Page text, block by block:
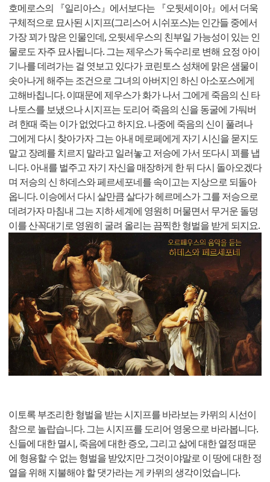
호메로스의 『일리아스』에서보다는 『오뒷세이아』에서 더욱
구체적으로 묘사된 시지프(그리스어 시쉬포스)는 인간들 중에서
가장 꾀가 많은 인물인데, 오뒷세우스의 친부일 가능성이 있는 인
물로도 자주 묘사됩니다. 그는 제우스가 독수리로 변해 요정 아이
기나를 데려가는 걸 엿보고 있다가 코린토스 성채에 맑은 샘물이
솟아나게 해주는 조건으로 그녀의 아버지인 하신 아소포스에게
고해바칩니다. 이때문에 제우스가 화가 나서 그에게 죽음의 신 타
나토스를 보냈으나 시지프는 도리어 죽음의 신을 동굴에 가둬버
려 한때 죽는 이가 없었다고 하지요. 나중에 죽음의 신이 풀려나
그에게 다시 찾아가자 그는 아내 메로페에게 자기 시신을 묻지도
말고 장례를 치르지 말라고 일러놓고 저승에 가서 또다시 꾀를 냅
니다. 아내를 벌주고 자기 자신을 매장하게 한 뒤 다시 돌아오겠다
며 저승의 신 하데스와 페르세포네를 속이고는 지상으로 되돌아
옵니다. 이승에서 다시 살만큼 살다가 헤르메스가 그를 저승으로
데려가자 마침내 그는 지하 세계에 영원히 머물면서 무거운 돌덩
이를 산꼭대기로 영원히 굴려 올리는 끔찍한 형벌을 받게 되지요.
이토록 부조리한 형벌을 받는 시지프를 바라보는 카뮈의 시선이
참으로 놀랍습니다. 그는 시지프를 도리어 영웅으로 바라봅니다.
신들에 대한 멸시, 죽음에 대한 증오, 그리고 삶에 대한 열정 때문
에 형용할 수 없는 형벌을 받았지만 그것이야말로 이 땅에 대한 정
열을 위해 지불해야 할 댓가라는 게 카뮈의 생각이었습니다.